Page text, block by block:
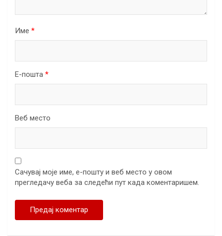
Име *
Е-пошта *
Веб место
Сачувај моје име, е-пошту и веб место у овом
прегледачу веба за следећи пут када коментаришем.